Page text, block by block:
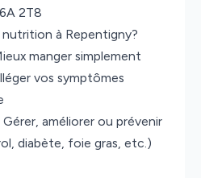
2T8
à Repentigny?
manger simplement
vos symptômes
Gérer, améliorer ou prévenir
diabète, foie gras, etc.)